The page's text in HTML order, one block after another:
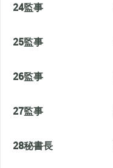
24監事
25監事
26監事
27監事
28秘書長